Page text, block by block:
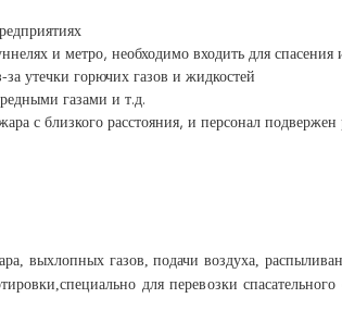
и метро, необходимо входить для спасения
за утечки горючих газов и жидкостей
газами и т.д.
с близкого расстояния, и персонал
выхлопных газов, подачи воздуха,
для перевозки